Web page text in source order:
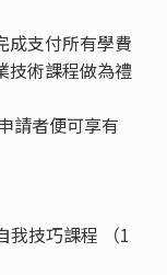
成支付所有學費
技術課程做為禮
請者便可享有
我技巧課程 （1